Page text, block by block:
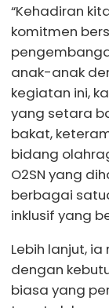
“Kehadiran
komitmen
anak-anak
kegiatan ini,
yang setara
bakat,
bidang
O2SN yang
berbagai
inklusif yang
Lebih lanjut,
dengan
biasa yang